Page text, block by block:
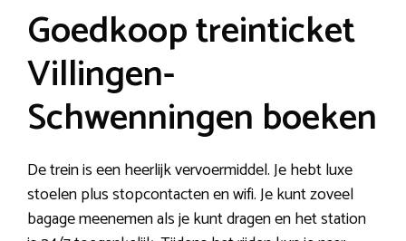
Goedkoop treinticket
Villingen-
Schwenningen boeken
De trein is een heerlijk vervoermiddel. Je hebt luxe
stoelen plus stopcontacten en wifi. Je kunt zoveel
bagage meenemen als je kunt dragen en het station